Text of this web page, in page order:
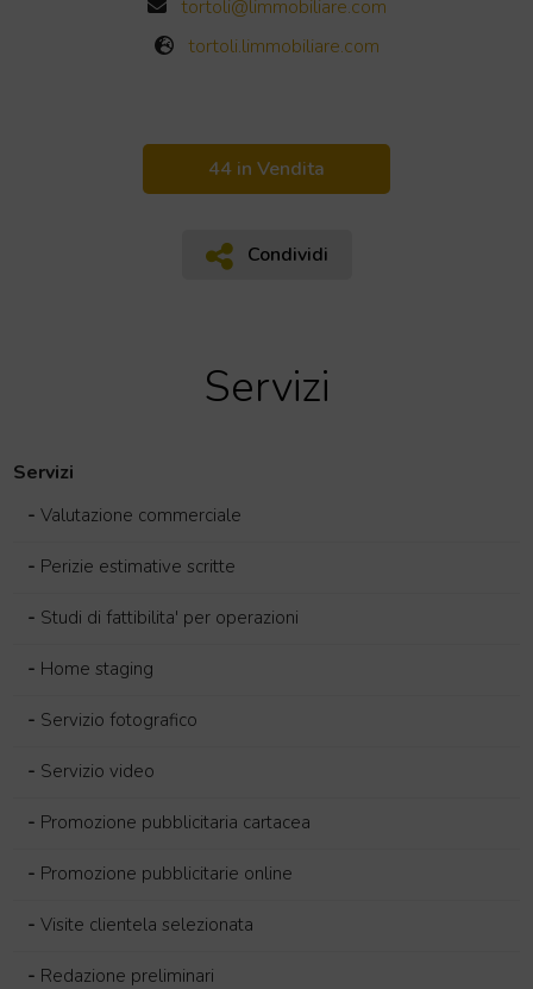
tortoli@limmobiliare.com
tortoli.limmobiliare.com
44 in Vendita
Condividi
Condividi
Servizi
Servizi
- Valutazione commerciale
- Perizie estimative scritte
- Studi di fattibilita' per operazioni
- Home staging
- Servizio fotografico
- Servizio video
- Promozione pubblicitaria cartacea
- Promozione pubblicitarie online
- Visite clientela selezionata
- Redazione preliminari